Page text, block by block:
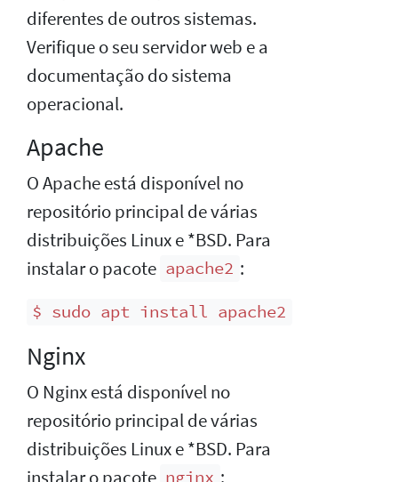
diferentes de outros sistemas.
Verifique o seu servidor web e a
documentação do sistema
operacional.
Apache
O Apache está disponível no
repositório principal de várias
distribuições Linux e *BSD. Para
instalar o pacote apache2 :
$ sudo apt install apache2
Nginx
O Nginx está disponível no
repositório principal de várias
distribuições Linux e *BSD. Para
instalar o pacote nginx :